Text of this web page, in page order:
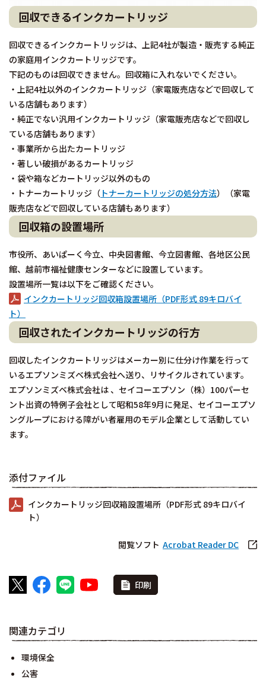
回収できるインクカートリッジ
回収できるインクカートリッジは、上記4社が製造・販売する純正
の家庭用インクカートリッジです。
下記のものは回収できません。回収箱に入れないでください。
・上記4社以外のインクカートリッジ（家電販売店などで回収して
いる店舗もあります）
・純正でない汎用インクカートリッジ（家電販売店などで回収し
ている店舗もあります）
・事業所から出たカートリッジ
・著しい破損があるカートリッジ
・袋や箱などカートリッジ以外のもの
・トナーカートリッジ（ トナーカートリッジの処分方法）（家電
販売店などで回収している店舗もあります）
回収箱の設置場所
市役所、あいぱーく今立、中央図書館、今立図書館、各地区公民
館、越前市福祉健康センターなどに設置しています。
設置場所一覧は以下をご確認ください。
インクカートリッジ回収箱設置場所（PDF形式 89キロバイ
ト）
回収されたインクカートリッジの行方
回収したインクカートリッジはメーカー別に仕分け作業を行って
いるエプソンミズベ株式会社へ送り、リサイクルされています。
エプソンミズベ株式会社は 、セイコーエプソン（株）100パーセ
ント出資の特例子会社として昭和58年9月に発足、セイコーエプソ
ングループにおける障がい者雇用のモデル企業として活動してい
ます。
添付ファイル
インクカートリッジ回収箱設置場所（PDF形式 89キロバイ
ト）
閲覧ソフト Acrobat Reader DC
印刷
関連カテゴリ
環境保全
公害